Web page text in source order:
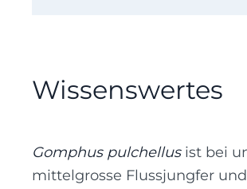
Wissenswertes
Gomphus pulchellusist bei
mittelgrosse Flussjungfer